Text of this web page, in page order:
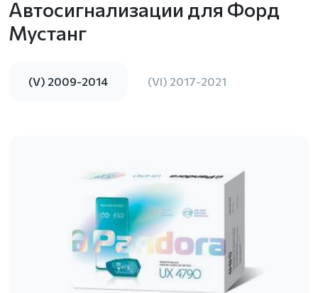
Автосигнализации для Форд
Мустанг
(V) 2009-2014 (VI) 2017-2021